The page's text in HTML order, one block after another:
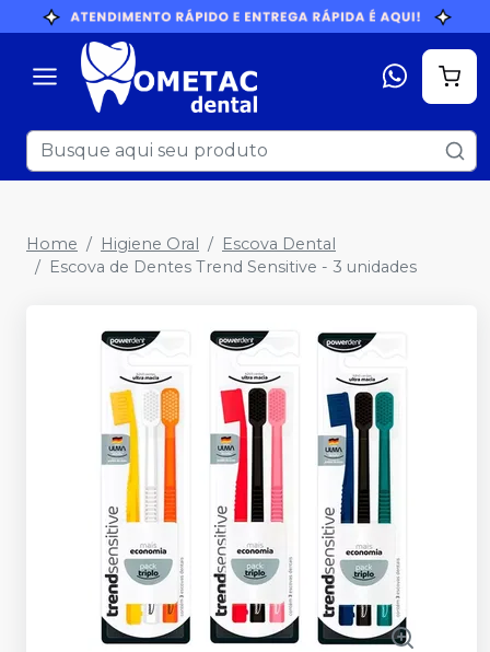
Home Higiene Oral
Escova Dental
Escova de Dentes Trend Sensitive - 3 unidades